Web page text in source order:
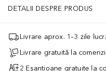
DETALII DESPRE PRODUS
Livrare aprox. 1–3 zile
Livrare gratuită la
2 Eșantioane gratuite la